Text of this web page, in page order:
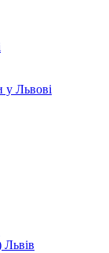
у Львові
Львів